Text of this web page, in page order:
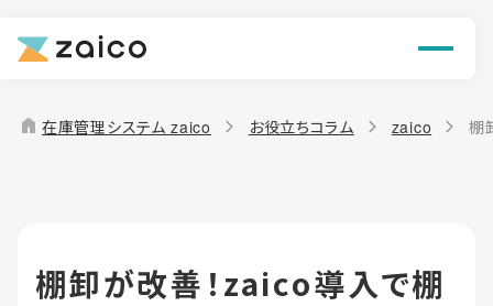
機能
解決できる課題
導入事例
home 在庫管理システム zaico お役立ちコラム zaico 棚
棚卸が改善！zaico導入で棚